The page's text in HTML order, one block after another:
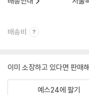
배송비
이미 소장하고 있다면 판매
예스24에 팔기